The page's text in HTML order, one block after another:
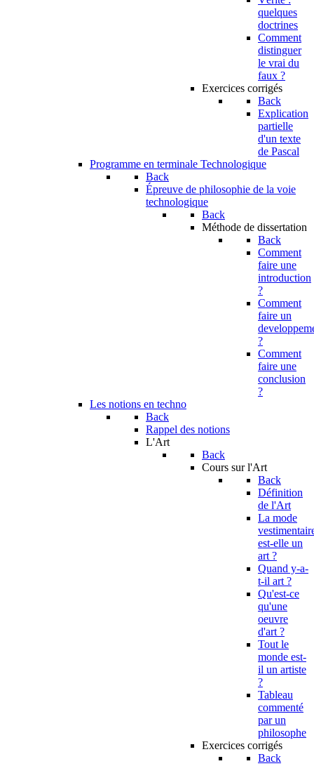
quelques
doctrines
Comment
distinguer
le vrai du
faux ?
Exercices corrigés
Back
Explication
partielle
d'un texte
de Pascal
Programme en terminale Technologique
Back
Épreuve de philosophie de la voie
technologique
Back
Méthode de dissertation
Back
Comment
faire une
introduction
?
Comment
faire un
?
Comment
faire une
conclusion
?
Les notions en techno
Back
Rappel des notions
L'Art
Back
Cours sur l'Art
Back
Définition
de l'Art
La mode
est-elle un
art ?
Quand y-a-
t-il art ?
Qu'est-ce
qu'une
oeuvre
d'art ?
Tout le
monde est-
il un artiste
?
Tableau
commenté
par un
philosophe
Exercices corrigés
Back